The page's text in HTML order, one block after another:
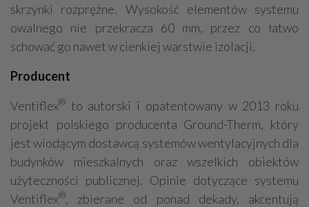
skrzynki rozprężne. Wysokość elementów systemu
owalnego nie przekracza 60 mm, przez co łatwo
schować go nawet w cienkiej warstwie izolacji.
Producent
Ventiflex® to autorski i opatentowany w 2013 roku
projekt polskiego producenta Ground-Therm, który
jest wiodącym dostawcą systemów wentylacyjnych dla
budynków mieszkalnych oraz wszelkich obiektów
użyteczności publicznej. Opinie dotyczące systemu
Ventiflex®, zbierane od ponad dekady, akcentują